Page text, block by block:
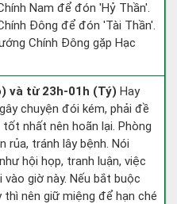
Nam để đón 'Hỷ Thần'.
Đông để đón 'Tài Thần'.
Chính Đông gặp Hạc
và từ 23h-01h (Tý) Hay
chuyện đói kém, phải đề
nhất nên hoãn lại. Phòng
rủa, tránh lây bệnh. Nói
hội họp, tranh luận, việc
giờ này. Nếu bắt buộc
thì nên giữ miệng để hạn ché